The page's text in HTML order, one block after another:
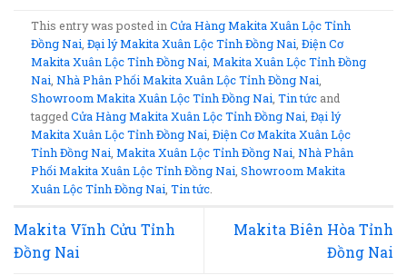
This entry was posted inCửa Hàng Makita Xuân Lộc Tỉnh
Đồng Nai ,Đại lý Makita Xuân Lộc Tỉnh Đồng Nai ,Điện Cơ
Makita Xuân Lộc Tỉnh Đồng Nai ,Makita Xuân Lộc Tỉnh Đồng
Nai ,Nhà Phân Phối Makita Xuân Lộc Tỉnh Đồng Nai
Showroom Makita Xuân Lộc Tỉnh Đồng Nai ,Tin tức and
taggedCửa Hàng Makita Xuân Lộc Tỉnh Đồng Nai ,Đại lý
Makita Xuân Lộc Tỉnh Đồng Nai ,Điện Cơ Makita Xuân Lộc
Tỉnh Đồng Nai ,Makita Xuân Lộc Tỉnh Đồng Nai ,Nhà Phân
Phối Makita Xuân Lộc Tỉnh Đồng Nai ,Showroom Makita
Xuân Lộc Tỉnh Đồng Nai ,Tin tức
Makita Vĩnh Cửu Tỉnh
Đồng Nai
Makita Biên Hòa Tỉnh
Đồng Nai